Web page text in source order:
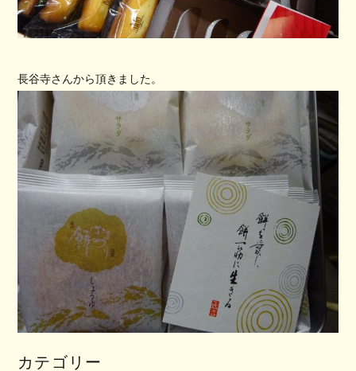
長谷寺さんから頂きました。
カテゴリー